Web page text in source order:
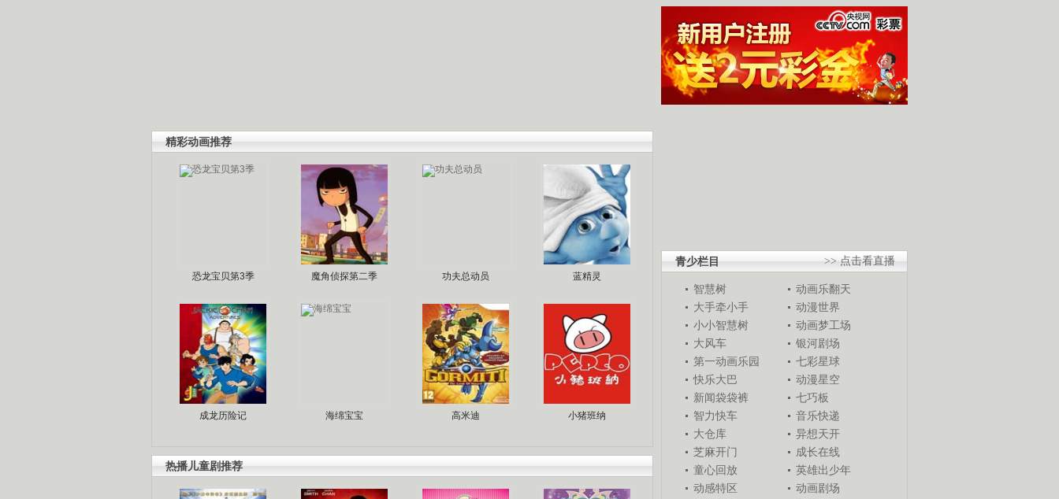
精彩动画推荐
恐龙宝贝第3季 魔角侦探第二季 功夫总动员 蓝精灵
成龙历险记 海绵宝宝 高米迪 小猪班纳
热播儿童剧推荐
>> 点击看直播
青少栏目
智慧树
动画乐翻天
大手牵小手
动漫世界
小小智慧树
动画梦工场
大风车
银河剧场
第一动画乐园
七彩星球
快乐大巴
动漫星空
新闻袋袋裤
七巧板
智力快车
音乐快递
大仓库
异想天开
芝麻开门
成长在线
童心回放
英雄出少年
动感特区
动画剧场